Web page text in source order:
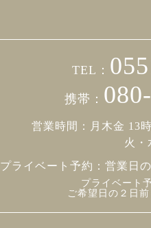
TEL：
携帯：
営業時間：月木金 13
火・
プライベート予約： 営業日
プライベート
ご希望日の２日